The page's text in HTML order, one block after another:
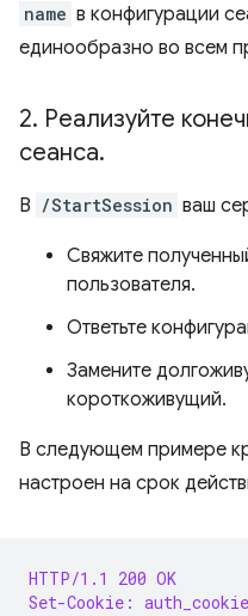
name в конфигурации
единообразно во всем
2. Реализуйте
сеанса.
В /StartSession ваш
Свяжите
пользователя.
Ответьте
Замените
короткоживущий.
В следующем примере
настроен на срок
HTTP/1.1 200 OK
Set-Cookie: